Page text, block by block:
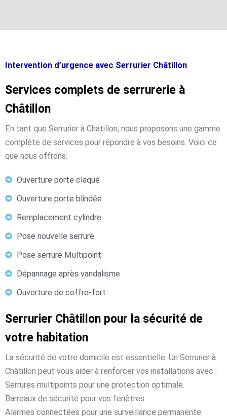
Intervention d’urgence avec Serrurier Châtillon
Services complets de serrurerie à
Châtillon
En tant que Serrurier à Châtillon, nous proposons une gamme
complète de services pour répondre à vos besoins. Voici ce
que nous offrons.
Ouverture porte claqué
Ouverture porte blindée
Remplacement cylindre
Pose nouvelle serrure
Pose serrure Multipoint
Dépannage après vandalisme
Ouverture de coffre-fort
Serrurier Châtillon pour la sécurité de
votre habitation
La sécurité de votre domicile est essentielle. Un Serrurier à
Châtillon peut vous aider à renforcer vos installations avec :
Serrures multipoints pour une protection optimale.
Barreaux de sécurité pour vos fenêtres.
Alarmes connectées pour une surveillance permanente.